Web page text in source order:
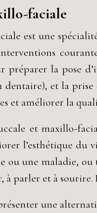
faciale
est une
préparer la
et la
et améliorer la
et maxillo-
l’esthétique
ou une maladie,
à parler et à
une